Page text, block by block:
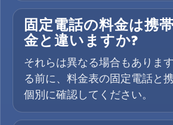
固定電話の料金は携
金と違いますか?
それらは異なる場合もありま
る前に、料金表の固定電話と
個別に確認してください。